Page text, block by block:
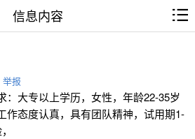
信息内容
举报
：大专以上学历，女性，年龄22-35岁
作态度认真，具有团队精神，试用期1-